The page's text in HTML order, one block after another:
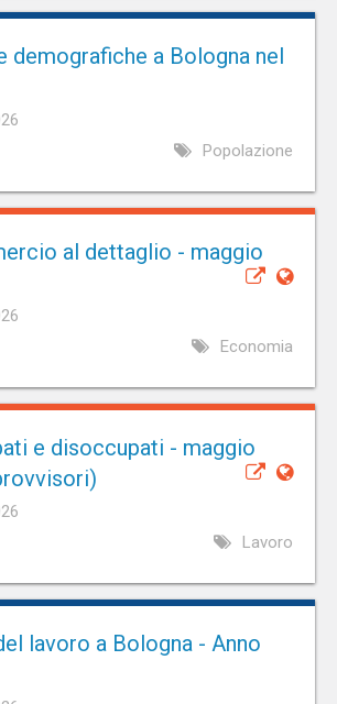
demografiche a Bologna nel
Popolazione
al dettaglio - maggio
Economia
e disoccupati - maggio
Lavoro
lavoro a Bologna - Anno